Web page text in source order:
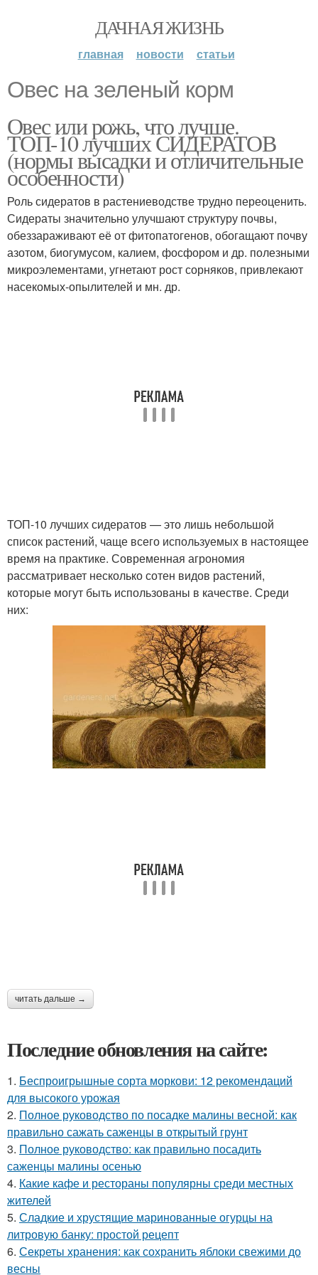
ДАЧНАЯ ЖИЗНЬ
главная новости статьи
Овес на зеленый корм
Овес или рожь, что лучше.
ТОП-10 лучших СИДЕРАТОВ
(нормы высадки и отличительные
особенности)
Роль сидератов в растениеводстве трудно переоценить.
Сидераты значительно улучшают структуру почвы,
обеззараживают её от фитопатогенов, обогащают почву
азотом, биогумусом, калием, фосфором и др. полезными
микроэлементами, угнетают рост сорняков, привлекают
насекомых-опылителей и мн. др.
ТОП-10 лучших сидератов — это лишь небольшой
список растений, чаще всего используемых в настоящее
время на практике. Современная агрономия
рассматривает несколько сотен видов растений,
которые могут быть использованы в качестве. Среди
них:
читать дальше →
Последние обновления на сайте:
1. Беспроигрышные сорта моркови: 12 рекомендаций
для высокого урожая
2. Полное руководство по посадке малины весной: как
правильно сажать саженцы в открытый грунт
3. Полное руководство: как правильно посадить
саженцы малины осенью
4. Какие кафе и рестораны популярны среди местных
жителей
5. Сладкие и хрустящие маринованные огурцы на
литровую банку: простой рецепт
6. Секреты хранения: как сохранить яблоки свежими до
весны